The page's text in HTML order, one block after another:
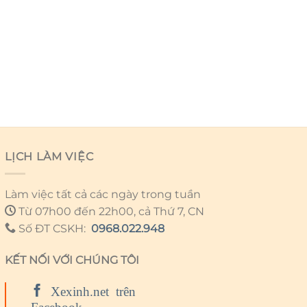
LỊCH LÀM VIỆC
Làm việc tất cả các ngày trong tuần
Từ 07h00 đến 22h00, cả Thứ 7, CN
Số ĐT CSKH: 0968.022.948
KẾT NỐI VỚI CHÚNG TÔI
Xexinh.net trên